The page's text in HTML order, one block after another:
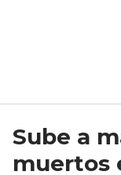
Sube a
muertos